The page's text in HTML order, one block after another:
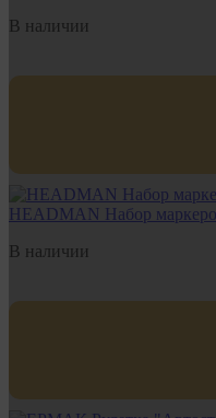
В наличии
HEADMAN Набор
В наличии